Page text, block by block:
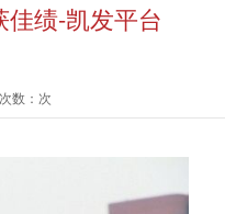
绩-凯发平台
数：次